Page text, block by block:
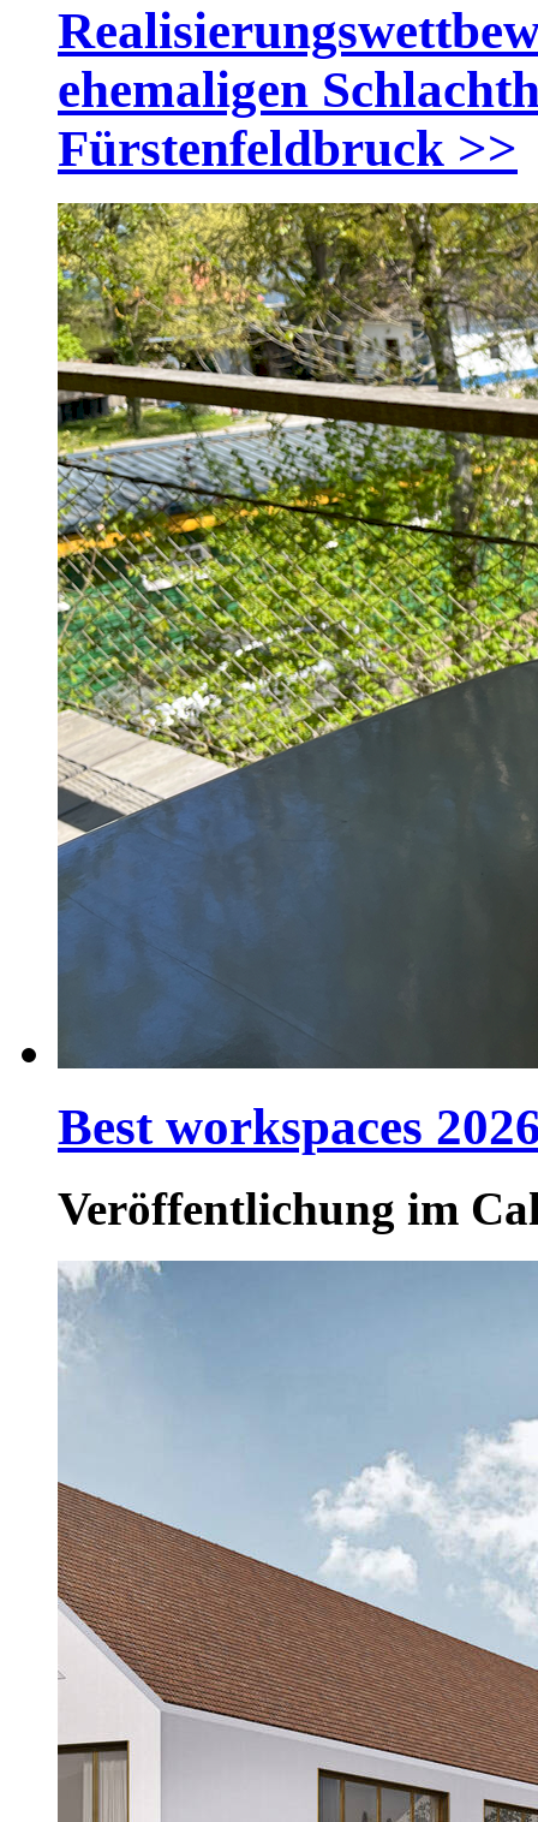
ehemaligen
Fürstenfeldbruck >>
Best workspaces
Veröffentlichung im